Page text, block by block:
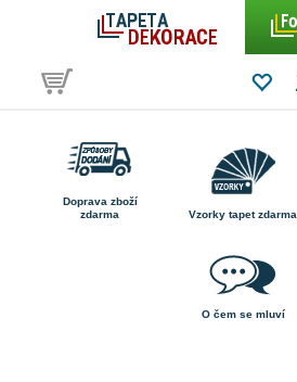
Doprava zboží
zdarma
Vzorky tapet zdarma
O čem se mluví